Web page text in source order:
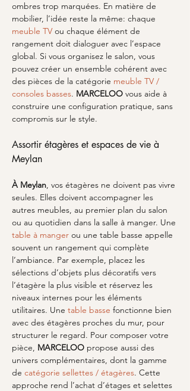
ombres trop marquées. En matière de
mobilier, l’idée reste la même: chaque
meuble TV ou chaque élément de
rangement doit dialoguer avec l’espace
global. Si vous organisez le salon, vous
pouvez créer un ensemble cohérent avec
des pièces de la catégorie meuble TV /
consoles basses. MARCELOO vous aide à
construire une configuration pratique, sans
compromis sur le style.
Assortir étagères et espaces de vie à
Meylan
À Meylan, vos étagères ne doivent pas vivre
seules. Elles doivent accompagner les
autres meubles, au premier plan du salon
ou au quotidien dans la salle à manger. Une
table à manger ou une table basse appelle
souvent un rangement qui complète
l’ambiance. Par exemple, placez les
sélections d’objets plus décoratifs vers
l’étagère la plus visible et réservez les
niveaux internes pour les éléments
utilitaires. Une table basse fonctionne bien
avec des étagères proches du mur, pour
structurer le regard. Pour composer votre
pièce, MARCELOO propose aussi des
univers complémentaires, dont la gamme
de catégorie sellettes / étagères. Cette
approche rend l’achat d’étages et selettes